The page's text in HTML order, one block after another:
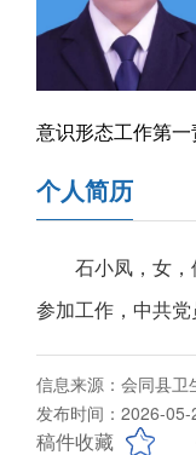
意识形态工作第一
个人简历
石小凤，女
参加工作，中共党
信息来源：会同县卫
发布时间：2026-
稿件收藏